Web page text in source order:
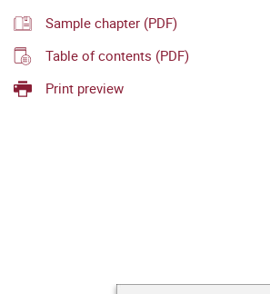
Sample chapter (PDF)
Table of contents (PDF)
Print preview